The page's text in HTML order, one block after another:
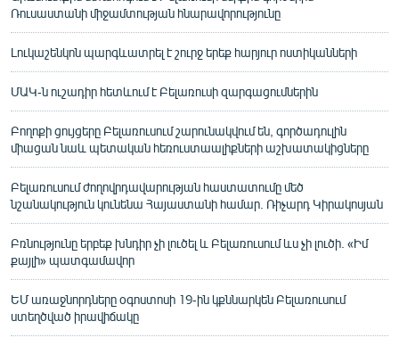
Ռուսաստանի միջամտության հնարավորությունը
Լուկաշենկոն պարգևատրել է շուրջ երեք հարյուր ոստիկանների
ՄԱԿ-ն ուշադիր հետևում է Բելառուսի զարգացումներին
Բողոքի ցույցերը Բելառուսում շարունակվում են, գործադուլին
միացան նաև պետական հեռուստաալիքների աշխատակիցները
Բելառուսում ժողովրդավարության հաստատումը մեծ
նշանակություն կունենա Հայաստանի համար. Ռիչարդ Կիրակոսյան
Բռնությունը երբեք խնդիր չի լուծել և Բելառուսում ևս չի լուծի. «Իմ
քայլի» պատգամավոր
ԵՄ առաջնորդները օգոստոսի 19-ին կքննարկեն Բելառուսում
ստեղծված իրավիճակը